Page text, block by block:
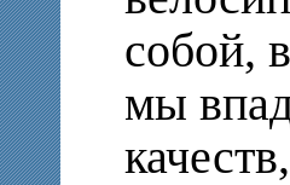
собой,
мы